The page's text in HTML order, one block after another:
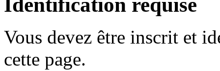
Vous devez être inscrit et
cette page.